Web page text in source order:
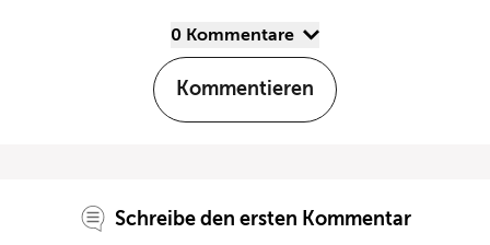
0 Kommentare
Kommentieren
Schreibe den ersten Kommentar